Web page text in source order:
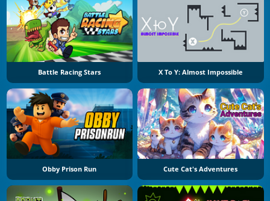
Battle Racing Stars X To Y: Almost Impossible
Obby Prison Run Cute Cat's Adventures